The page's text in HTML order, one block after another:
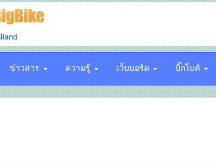
ข่าวสาร ความรู้ เว็บบอร์ด บิ๊กไบค์